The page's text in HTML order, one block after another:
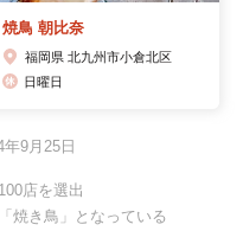
焼鳥 朝比奈
福岡県 北九州市小倉北区
日曜日
9月25日
店を選出
焼き鳥」となっている